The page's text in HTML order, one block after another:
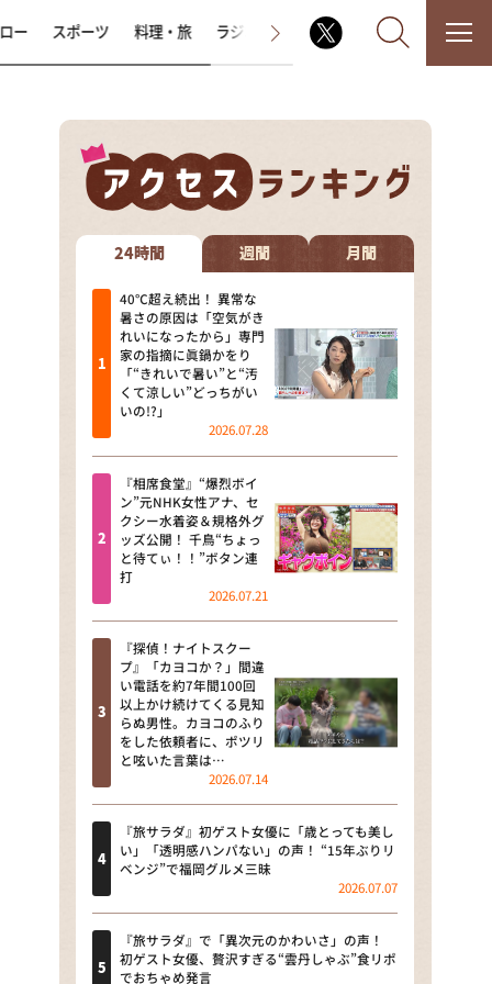
なるみ・岡村の過ぎるTV
相席食堂
これ余談なんですけど・・・
～人生密着トークバラエティ！
～ やすとものいたって真剣です
探偵！ナイトスクープ
news おかえり
河合＆A.B.C-Z塚田×福井アナ
「なんでやねん！？」（news お
かえり）
DAIGOも台所 ～きょうの献立 何
にする？～
本日はダイアンなり！シーズン２
朝だ！生です旅サラダ
教えて！ニュースライブ 正義の
ミカタ
ＬＩＦＥ～夢のカタチ～
新婚さんいらっしゃい！
ザキ山小屋本館
ー スポーツ 料理・旅 ラジオ番組 その他
24時間 週間 月間
40℃超え続出！ 異常な
暑さの原因は「空気がき
れいになったから」専門
家の指摘に眞鍋かをり
「“きれいで暑い”と“汚
くて涼しい”どっちがい
いの!?」
2026.07.28
『相席食堂』“爆烈ボイ
ン”元NHK女性アナ、セ
クシー水着姿＆規格外グ
ッズ公開！ 千鳥“ちょっ
と待てぃ！！”ボタン連
打
2026.07.21
『探偵！ナイトスクー
プ』「カヨコか？」間違
い電話を約7年間100回
以上かけ続けてくる見知
らぬ男性。カヨコのふり
をした依頼者に、ポツリ
と呟いた言葉は…
2026.07.14
『旅サラダ』初ゲスト女優に「歳とっても美し
い」「透明感ハンパない」の声！ “15年ぶりリ
ベンジ”で福岡グルメ三昧
2026.07.07
『旅サラダ』で「異次元のかわいさ」の声！
初ゲスト女優、贅沢すぎる“雲丹しゃぶ”食リポ
でおちゃめ発言